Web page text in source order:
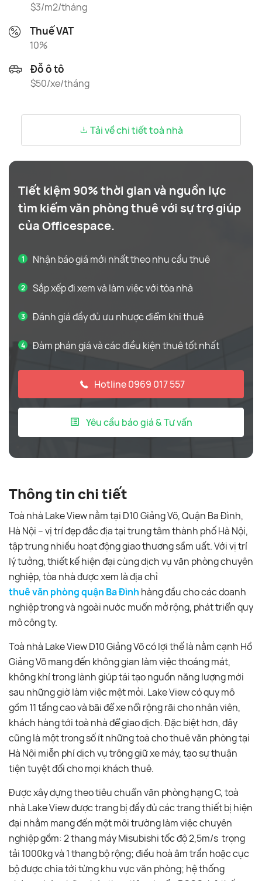
$3/m2/tháng
Thuế VAT
10%
Đỗ ô tô
$50/xe/tháng
Tải về chi tiết toà nhà
Tiết kiệm 90% thời gian và nguồn lực
tìm kiếm văn phòng thuê với sự trợ giúp
của Officespace.
Nhận báo giá mới nhất theo nhu cầu thuê
Sắp xếp đi xem và làm việc với tòa nhà
Đánh giá đầy đủ ưu nhược điểm khi thuê
Đàm phán giá và các điều kiện thuê tốt nhất
Hotline 0969 017 557
Yêu cầu báo giá & Tư vấn
Thông tin chi tiết
Toà nhà Lake View nằm tại D10 Giảng Võ, Quận Ba Đình,
Hà Nội – vị trí đẹp đắc địa tại trung tâm thành phố Hà Nội,
tập trung nhiều hoạt động giao thương sầm uất. Với vị trí
lý tưởng, thiết kế hiện đại cùng dịch vụ văn phòng chuyên
nghiệp, tòa nhà được xem là địa chỉ
thuê văn phòng quận Ba Đình hàng đầu cho các doanh
nghiệp trong và ngoài nước muốn mở rộng, phát triển quy
mô công ty.
Toà nhà Lake View D10 Giảng Võ có lợi thế là nằm cạnh Hồ
Giảng Võ mang đến không gian làm việc thoáng mát,
không khí trong lành giúp tái tạo nguồn năng lượng mới
sau những giờ làm việc mệt mỏi. Lake View có quy mô
gồm 11 tầng cao và bãi để xe nổi rộng rãi cho nhân viên,
khách hàng tới toà nhà để giao dịch. Đặc biệt hơn, đây
cũng là một trong số ít những toà cho thuê văn phòng tại
Hà Nội miễn phí dịch vụ trông giữ xe máy, tạo sự thuận
tiện tuyệt đối cho mọi khách thuê.
Được xây dựng theo tiêu chuẩn văn phòng hạng C, toà
nhà Lake View được trang bị đầy đủ các trang thiết bị hiện
đại nhằm mang đến một môi trường làm việc chuyên
nghiệp gồm: 2 thang máy Misubishi tốc độ 2,5m/s trọng
tải 1000kg và 1 thang bộ rộng; điều hoà âm trần hoặc cục
bộ được chia tới từng khu vực văn phòng; hệ thống